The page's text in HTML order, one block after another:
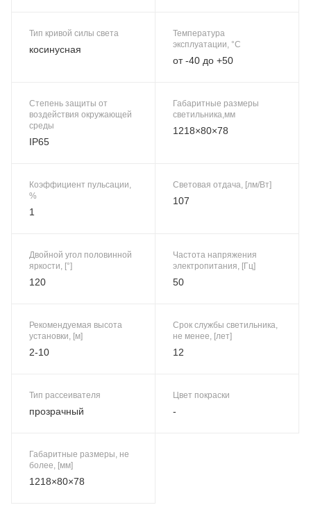
Тип кривой силы света
косинусная
Температура
эксплуатации, °C
от -40 до +50
Степень защиты от
воздействия окружающей
среды
IP65
Габаритные размеры
светильника,мм
1218×80×78
Коэффициент пульсации,
%
1
Световая отдача, [лм/Вт]
107
Двойной угол половинной
яркости, [°]
120
Частота напряжения
электропитания, [Гц]
50
Рекомендуемая высота
установки, [м]
2-10
Срок службы светильника,
не менее, [лет]
12
Тип рассеивателя
прозрачный
Цвет покраски
-
Габаритные размеры, не
более, [мм]
1218×80×78